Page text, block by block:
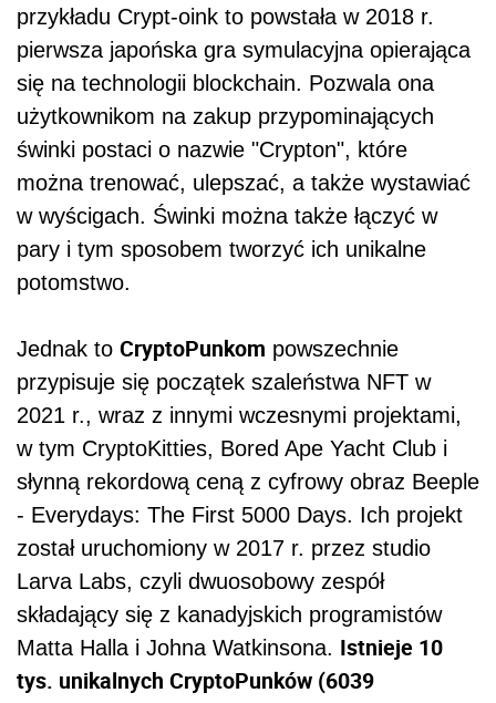
przykładu Crypt-oink to powstała w 2018 r.
pierwsza japońska gra symulacyjna opierająca
się na technologii blockchain. Pozwala ona
użytkownikom na zakup przypominających
świnki postaci o nazwie "Crypton", które
można trenować, ulepszać, a także wystawiać
w wyścigach. Świnki można także łączyć w
pary i tym sposobem tworzyć ich unikalne
potomstwo.
Jednak to CryptoPunkom powszechnie
przypisuje się początek szaleństwa NFT w
2021 r., wraz z innymi wczesnymi projektami,
w tym CryptoKitties, Bored Ape Yacht Club i
słynną rekordową ceną z cyfrowy obraz Beeple
- Everydays: The First 5000 Days. Ich projekt
został uruchomiony w 2017 r. przez studio
Larva Labs, czyli dwuosobowy zespół
składający się z kanadyjskich programistów
Matta Halla i Johna Watkinsona. Istnieje 10
tys. unikalnych CryptoPunków (6039